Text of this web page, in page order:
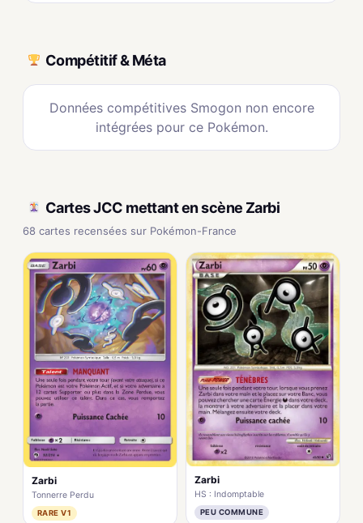
Compétitif & Méta
Données compétitives Smogon non encore
intégrées pour ce Pokémon.
Cartes JCC mettant en scène Zarbi
68 cartes recensées sur Pokémon-France
Zarbi
Tonnerre Perdu
RARE V1
Zarbi
HS : Indomptable
PEU COMMUNE